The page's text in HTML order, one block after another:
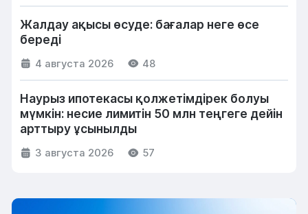
Жалдау ақысы өсуде: бағалар неге өсе
береді
4 августа 2026 48
Наурыз ипотекасы қолжетімдірек болуы
мүмкін: несие лимитін 50 млн теңгеге дейін
арттыру ұсынылды
3 августа 2026 57